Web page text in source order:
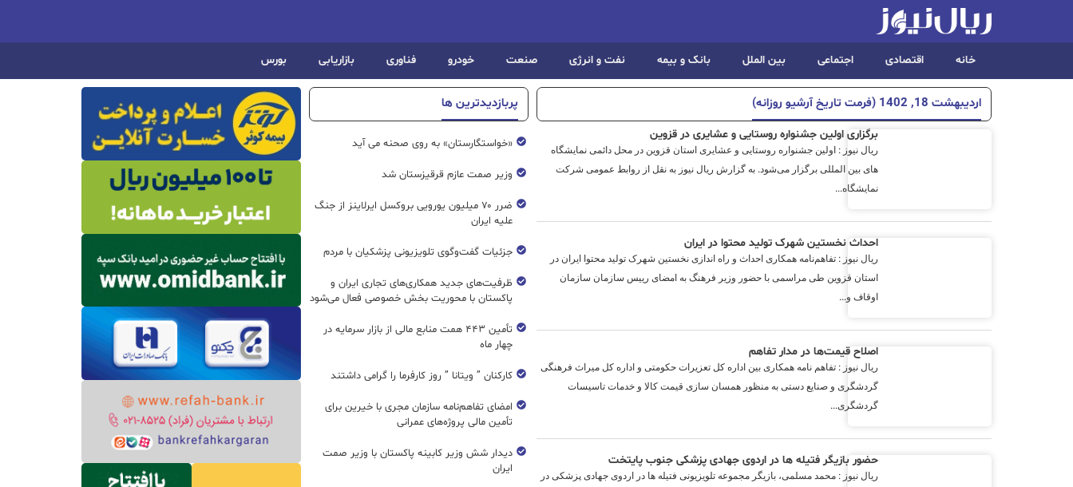
خانه اقتصادی اجتماعی بین الملل بانک و بیمه نفت و انرژی صنعت خودرو فناوری بازاریابی بورس
اردیبهشت 18, 1402 (فرمت تاریخ آرشیو روزانه)
برگزاری اولین جشنواره روستایی و عشایری در قزوین
ریال نیوز : اولین جشنواره روستایی و عشایری استان قزوین در محل دائمی نمایشگاه
های بین المللی برگزار می‌شود. به گزارش ریال نیوز به نقل از روابط عمومی شرکت
نمایشگاه...
احداث نخستین شهرک تولید محتوا در ایران
ریال نیوز : تفاهم‌نامه همکاری احداث و راه اندازی نخستین شهرک تولید محتوا ایران در
استان قزوین طی مراسمی با حضور وزیر فرهنگ به امضای رییس سازمان سازمان
اوقاف و...
اصلاح قیمت‌ها در مدار تفاهم
ریال نیوز : تفاهم نامه همکاری بین اداره کل تعزیرات حکومتی و اداره کل میراث فرهنگی
گردشگری و صنایع دستی به منظور همسان سازی قیمت کالا و خدمات تاسیسات
گردشگری...
حضور بازیگر فتیله ها در اردوی جهادی پزشکی جنوب پایتخت
ریال نیوز : محمد مسلمی، بازیگر مجموعه تلویزیونی فتیله ها در اردوی جهادی پزشکی در
پربازدیدترین ها
«خواستگارستان» به روی صحنه می آید
وزیر صمت عازم قرقیزستان شد
ضرر ۷۰ میلیون یورویی بروکسل ایرلاینز از جنگ
علیه ایران
جزئیات گفت‌وگوی تلویزیونی پزشکیان با مردم
ظرفیت‌های جدید همکاری‌های تجاری ایران و
پاکستان با محوریت بخش خصوصی فعال می‌شود
تأمین ۴۴۳ همت منابع مالی از بازار سرمایه در
چهار ماه
کارکنان ” ویتانا ” روز کارفرما را گرامی داشتند
امضای تفاهم‌نامه سازمان مجری با خیرین برای
تأمین مالی پروژه‌های عمرانی
دیدار شش وزیر کابینه پاکستان با وزير صمت
ایران